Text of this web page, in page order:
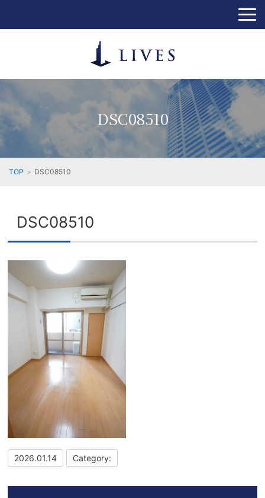
DSC08510
TOP DSC08510
DSC08510
2026.01.14 Category: